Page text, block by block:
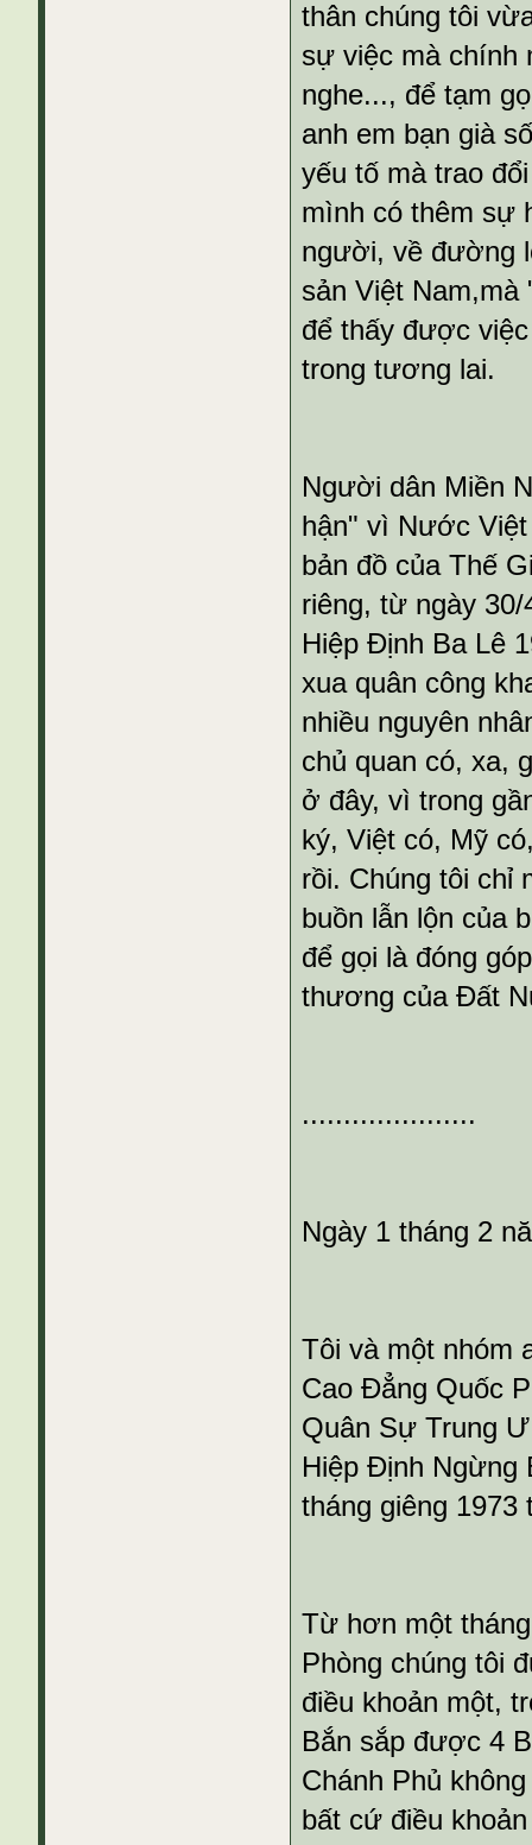
thân chúng tôi
sự việc mà chính
nghe..., để tạm
anh em bạn già
yếu tố mà trao
mình có thêm sự
người, về đường
sản Việt
để thấy được
trong tương lai.
Người dân Miền
hận" vì Nước Việt
bản đồ của Thế
riêng, từ ngày
Hiệp Định Ba Lê
xua quân công
nhiều nguyên
chủ quan có, xa,
ở đây, vì trong
ký, Việt có, Mỹ
rồi. Chúng tôi chỉ
buồn lẫn lộn của
để gọi là đóng
thương của Đất
.....................
Ngày 1 tháng 2
Tôi và một nhóm
Cao Đẳng Quốc
Quân Sự Trung
Hiệp Định Ngừng
tháng giêng 1973
Từ hơn một
Phòng chúng tôi
điều khoản một,
Bắn sắp được 4
Chánh Phủ
bất cứ điều